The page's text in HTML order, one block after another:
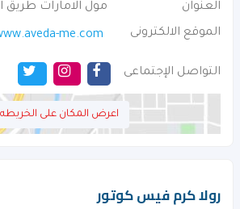
العنوان
مول الامارات طريق
الموقع الالكترونى
me.com
التواصل الإجتماعى
اعرض المكان على الخريطه
رولا كرم فيس كوتور